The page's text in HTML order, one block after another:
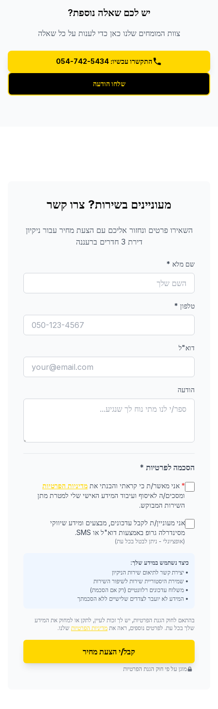
יש לכם שאלה נוספת?
צוות המומחים שלנו כאן כדי לענות על כל שאלה
התקשרו עכשיו: 054-742-5434
שלחו הודעה
מעוניינים בשירות? צרו קשר
השאירו פרטים ונחזור אליכם עם הצעת מחיר עבור ניקיון
דירת 3 חדרים
ברעננה
שם מלא *
טלפון *
דוא"ל
הודעה
הסכמה לפרטיות *
* אני מאשר/ת כי קראתי והבנתי את מדיניות הפרטיות
ומסכים/ה לאיסוף ועיבוד המידע האישי שלי למטרת מתן
השירות המבוקש.
אני מעוניין/ת לקבל עדכונים, מבצעים ומידע שיווקי
מסינדרלה גרופ באמצעות דוא"ל או SMS.
(אופציונלי - ניתן לבטל בכל עת)
כיצד נשתמש במידע שלך:
• יצירת קשר לתיאום שירות הניקיון
• שמירת היסטוריית שירות לשיפור השירות
• משלוח עדכונים רלוונטיים (רק אם הסכמת)
• המידע לא יועבר לצדדים שלישיים ללא הסכמתך
בהתאם לחוק הגנת הפרטיות, יש לך זכות לעיין, לתקן או למחוק את המידע
שלך בכל עת. לפרטים נוספים, ראה את מדיניות הפרטיות שלנו.
קבל/י הצעת מחיר
מוגן על פי חוק הגנת הפרטיות